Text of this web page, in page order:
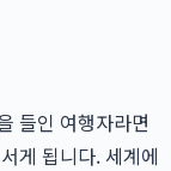
들인 여행자라면
게 됩니다. 세계에